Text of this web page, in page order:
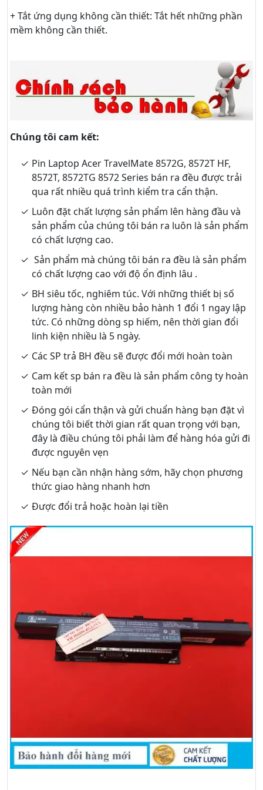
+ Tắt ứng dụng không cần thiết: Tắt hết những phần
mềm không cần thiết.
Chúng tôi cam kết:
Pin Laptop Acer TravelMate 8572G, 8572T HF,
8572T, 8572TG 8572 Series bán ra đều được trải
qua rất nhiều quá trình kiểm tra cẩn thận.
Luôn đặt chất lượng sản phẩm lên hàng đầu và
sản phẩm của chúng tôi bán ra luôn là sản phẩm
có chất lượng cao.
Sản phẩm mà chúng tôi bán ra đều là sản phẩm
có chất lượng cao với độ ổn định lâu .
BH siêu tốc, nghiêm túc. Với những thiết bị số
lượng hàng còn nhiều bảo hành 1 đổi 1 ngay lập
tức. Có những dòng sp hiếm, nên thời gian đổi
linh kiện nhiều là 5 ngày.
Các SP trả BH đều sẽ được đổi mới hoàn toàn
Cam kết sp bán ra đều là sản phẩm công ty hoàn
toàn mới
Đóng gói cẩn thận và gửi chuẩn hàng bạn đặt vì
chúng tôi biết thời gian rất quan trọng với bạn,
đây là điều chúng tôi phải làm để hàng hóa gửi đi
được nguyên vẹn
Nếu bạn cần nhận hàng sớm, hãy chọn phương
thức giao hàng nhanh hơn
Được đổi trả hoặc hoàn lại tiền